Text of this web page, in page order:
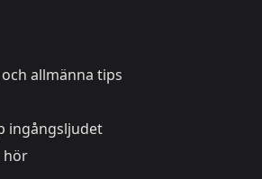
allmänna tips
ingångsljudet
hör